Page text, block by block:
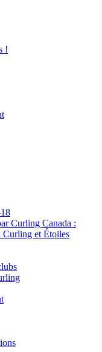
!
Curling Canada :
Curling et Étoiles